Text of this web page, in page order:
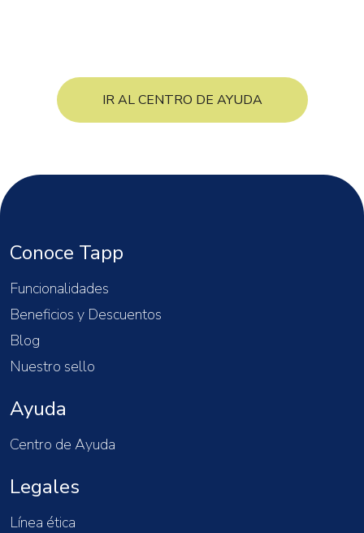
IR AL CENTRO DE AYUDA
Conoce Tapp
Funcionalidades
Beneficios y Descuentos
Blog
Nuestro sello
Ayuda
Centro de Ayuda
Legales
Línea ética